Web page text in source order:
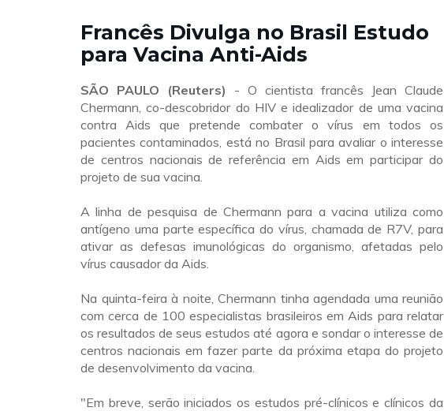
Francês Divulga no Brasil Estudo
para Vacina Anti-Aids
SÃO PAULO (Reuters) - O cientista francês Jean Claude
Chermann, co-descobridor do HIV e idealizador de uma vacina
contra Aids que pretende combater o vírus em todos os
pacientes contaminados, está no Brasil para avaliar o interesse
de centros nacionais de referência em Aids em participar do
projeto de sua vacina.
A linha de pesquisa de Chermann para a vacina utiliza como
antígeno uma parte específica do vírus, chamada de R7V, para
ativar as defesas imunológicas do organismo, afetadas pelo
vírus causador da Aids.
Na quinta-feira à noite, Chermann tinha agendada uma reunião
com cerca de 100 especialistas brasileiros em Aids para relatar
os resultados de seus estudos até agora e sondar o interesse de
centros nacionais em fazer parte da próxima etapa do projeto
de desenvolvimento da vacina.
"Em breve, serão iniciados os estudos pré-clínicos e clínicos da